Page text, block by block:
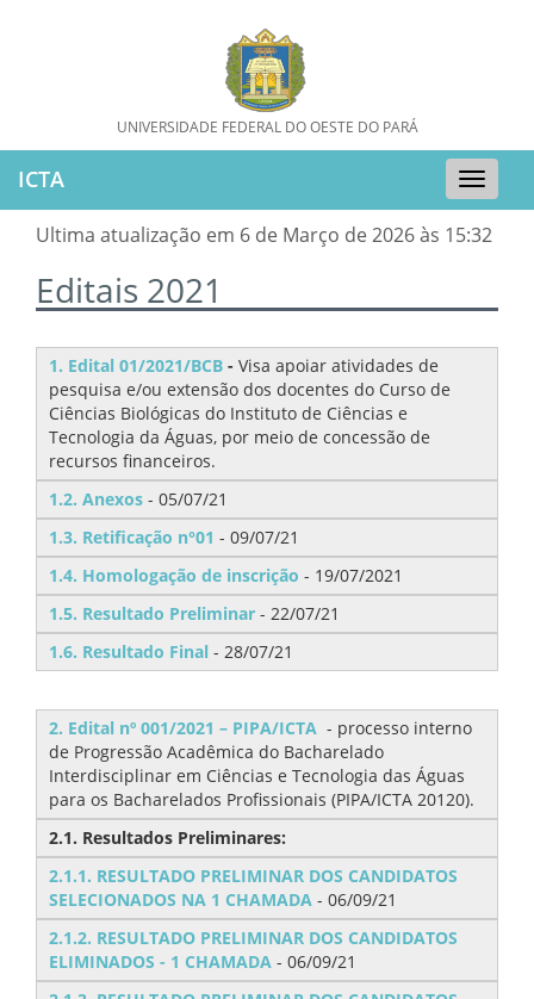
UNIVERSIDADE FEDERAL DO OESTE DO PARÁ
Toggle
ICTA
Ultima atualização em 6 de Março de 2026 às 15:32
Editais 2021
1. Edital 01/2021/BCB - Visa apoiar atividades de
pesquisa e/ou extensão dos docentes do Curso de
Ciências Biológicas do Instituto de Ciências e
Tecnologia da Águas, por meio de concessão de
recursos financeiros.
1.2. Anexos - 05/07/21
1.3. Retificação n°01 - 09/07/21
1.4. Homologação de inscrição - 19/07/2021
1.5. Resultado Preliminar - 22/07/21
1.6. Resultado Final - 28/07/21
2. Edital nº 001/2021 – PIPA/ICTA - processo interno
de Progressão Acadêmica do Bacharelado
Interdisciplinar em Ciências e Tecnologia das Águas
para os Bacharelados Profissionais (PIPA/ICTA 20120).
2.1. Resultados Preliminares:
2.1.1. RESULTADO PRELIMINAR DOS CANDIDATOS
SELECIONADOS NA 1 CHAMADA - 06/09/21
2.1.2. RESULTADO PRELIMINAR DOS CANDIDATOS
ELIMINADOS - 1 CHAMADA - 06/09/21